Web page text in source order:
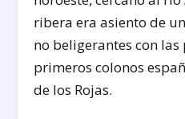
ribera era asiento de
no beligerantes con las
primeros colonos
de los Rojas.